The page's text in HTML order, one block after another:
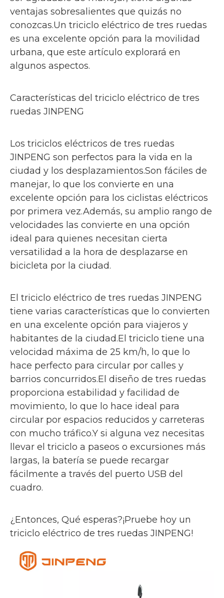
ventajas sobresalientes que quizás no
conozcas.Un triciclo eléctrico de tres ruedas
es una excelente opción para la movilidad
urbana, que este artículo explorará en
algunos aspectos.
Características del triciclo eléctrico de tres
ruedas JINPENG
Los triciclos eléctricos de tres ruedas
JINPENG son perfectos para la vida en la
ciudad y los desplazamientos.Son fáciles de
manejar, lo que los convierte en una
excelente opción para los ciclistas eléctricos
por primera vez.Además, su amplio rango de
velocidades las convierte en una opción
ideal para quienes necesitan cierta
versatilidad a la hora de desplazarse en
bicicleta por la ciudad.
El triciclo eléctrico de tres ruedas JINPENG
tiene varias características que lo convierten
en una excelente opción para viajeros y
habitantes de la ciudad.El triciclo tiene una
velocidad máxima de 25 km/h, lo que lo
hace perfecto para circular por calles y
barrios concurridos.El diseño de tres ruedas
proporciona estabilidad y facilidad de
movimiento, lo que lo hace ideal para
circular por espacios reducidos y carreteras
con mucho tráfico.Y si alguna vez necesitas
llevar el triciclo a paseos o excursiones más
largas, la batería se puede recargar
fácilmente a través del puerto USB del
cuadro.
¿Entonces, Qué esperas?¡Pruebe hoy un
triciclo eléctrico de tres ruedas JINPENG!